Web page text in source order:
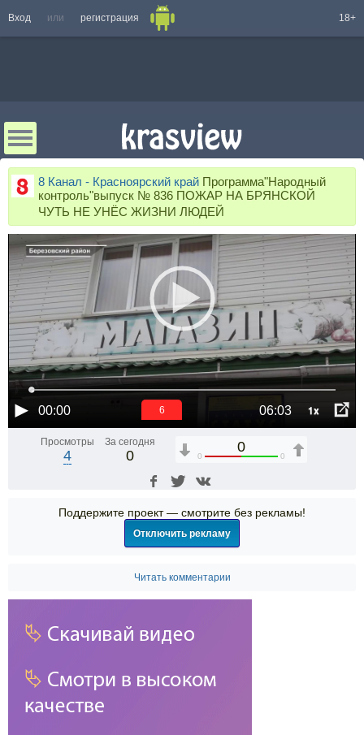
Вход или регистрация 18+
8 Канал - Красноярский край Программа"Народный
контроль"выпуск № 836 ПОЖАР НА БРЯНСКОЙ
ЧУТЬ НЕ УНЁС ЖИЗНИ ЛЮДЕЙ
00:00 06:03 1x
6
Просмотры
4
За сегодня
0
0
0 0
Поддержите проект — смотрите без рекламы!
Отключить рекламу
Читать комментарии